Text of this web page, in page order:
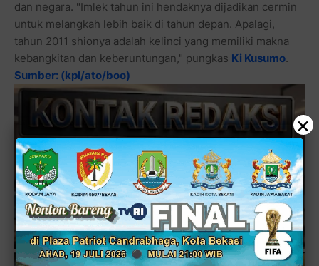
dan negara. "Imlek tahun ini hendaknya dijadikan cermin
untuk melangkah lebih baik di tahun depan. Apalagi,
tahun 2011 shionya adalah kelinci yang memiliki makna
kebangkitan dan keberuntungan," pungkas Ki Kusumo.
Sumber: (kpl/ato/boo)
×